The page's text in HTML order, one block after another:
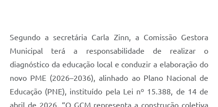
Segundo a secretária Carla Zinn, a Comissão Gestora
Municipal terá a responsabilidade de realizar o
diagnóstico da educação local e conduzir a elaboração do
novo PME (2026–2036), alinhado ao Plano Nacional de
Educação (PNE), instituído pela Lei nº 15.388, de 14 de
abril de 2026. “O GCM representa a construção coletiva